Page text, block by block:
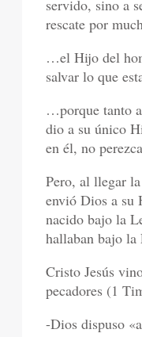
servido, sino a
rescate por
…el Hijo del
salvar lo que
…porque tanto
dio a su único
en él, no
Pero, al llegar
envió Dios a su
nacido bajo la
hallaban bajo
Cristo Jesús
pecadores (1
-Dios dispuso